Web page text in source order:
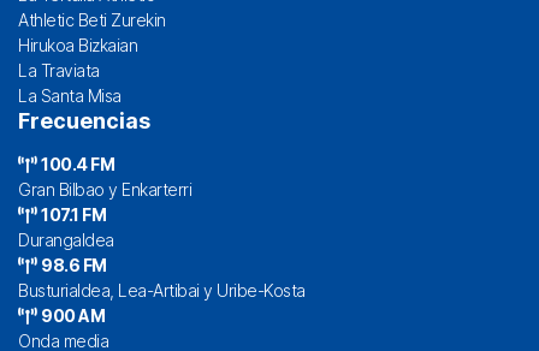
Athletic Beti Zurekin
Hirukoa Bizkaian
La Traviata
La Santa Misa
Frecuencias
100.4 FM
Gran Bilbao y Enkarterri
107.1 FM
Durangaldea
98.6 FM
Busturialdea, Lea-Artibai y Uribe-Kosta
900 AM
Onda media